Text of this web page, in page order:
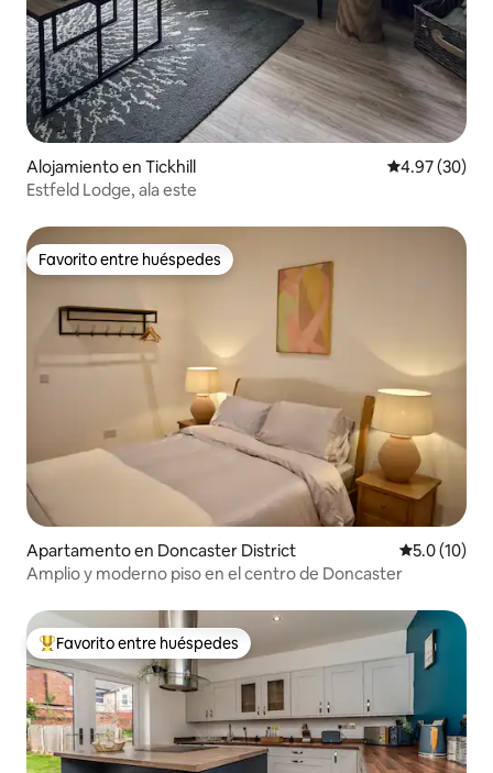
Alojamiento en Tickhill Calificación
4.97 (30)
Estfeld Lodge, ala este
Favorito entre huéspedes
Favorito entre huéspedes
Apartamento en Doncaster District Calificación
5.0 (10)
Amplio y moderno piso en el centro de Doncaster
Favorito entre huéspedes preferido
Favorito entre huéspedes